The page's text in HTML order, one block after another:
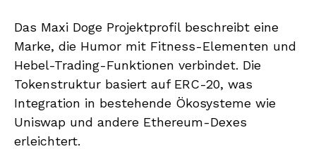
Das Maxi Doge Projektprofil beschreibt eine
Marke, die Humor mit Fitness-Elementen und
Hebel-Trading-Funktionen verbindet. Die
Tokenstruktur basiert auf ERC-20, was
Integration in bestehende Ökosysteme wie
Uniswap und andere Ethereum-Dexes
erleichtert.